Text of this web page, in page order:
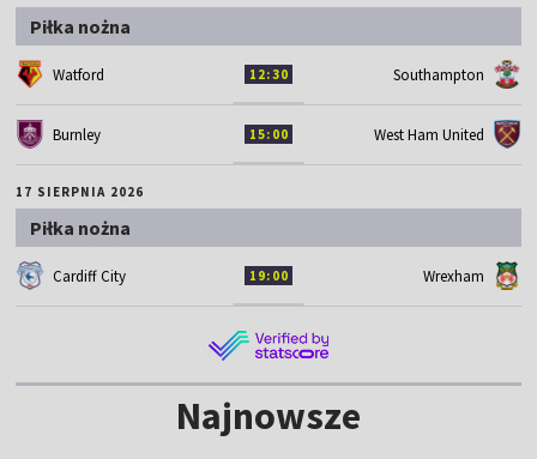
Piłka nożna
Watford 12:30 Southampton
Burnley 15:00 West Ham United
17 SIERPNIA 2026
Piłka nożna
Cardiff City 19:00 Wrexham
Najnowsze